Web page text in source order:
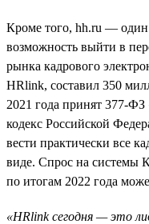
Кроме того, hh.ru —
возможность выйти в
рынка кадрового
HRlink, составил 350
2021 года принят 377-
кодекс Российской
вести практически все
виде. Спрос на системы
по итогам 2022 года
«HRlink сегодня — это